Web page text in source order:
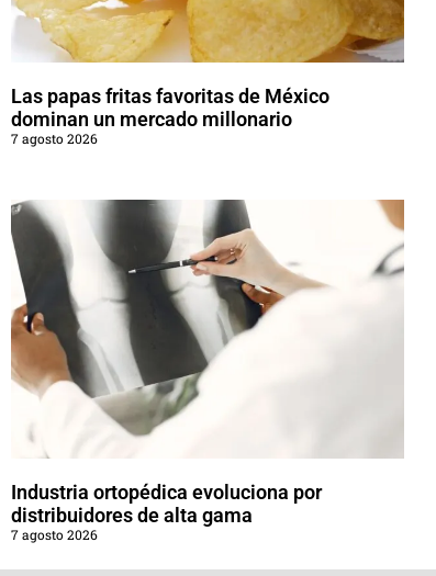
Las papas fritas favoritas de México
dominan un mercado millonario
7 agosto 2026
Industria ortopédica evoluciona por
distribuidores de alta gama
7 agosto 2026